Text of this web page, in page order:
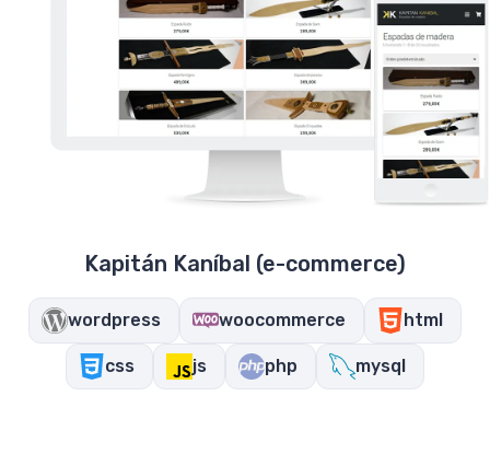
Kapitán Kaníbal (e-commerce)
wordpress woocommerce html
css js php mysql